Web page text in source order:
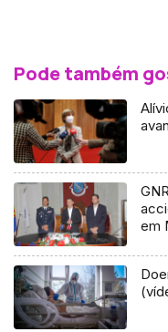
Pode também
em